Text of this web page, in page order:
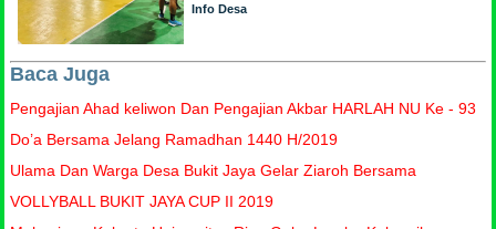
Info Desa
Baca Juga
Pengajian Ahad keliwon Dan Pengajian Akbar HARLAH NU Ke - 93
Do’a Bersama Jelang Ramadhan 1440 H/2019
Ulama Dan Warga Desa Bukit Jaya Gelar Ziaroh Bersama
VOLLYBALL BUKIT JAYA CUP II 2019